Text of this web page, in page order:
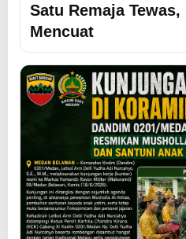
Satu Remaja
Mencuat